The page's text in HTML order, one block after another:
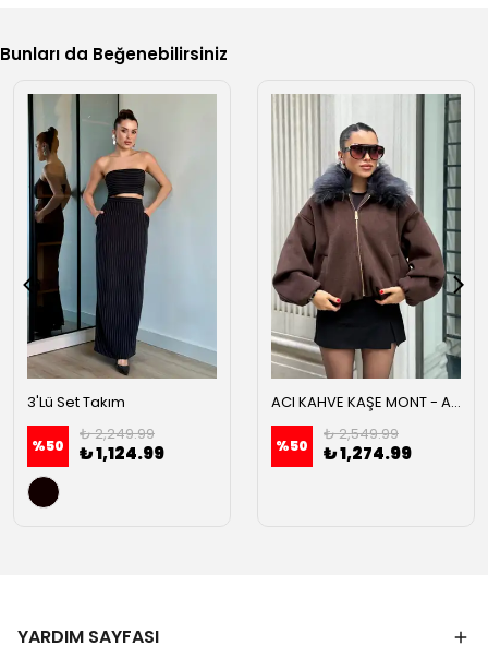
Bunları da Beğenebilirsiniz
3'Lü Set Takım
%50
₺ 2,249.99
₺ 1,124.99
ACI KAHVE KAŞE MONT - Acı kahve
%50
₺ 2,549.99
₺ 1,274.99
YARDIM SAYFASI